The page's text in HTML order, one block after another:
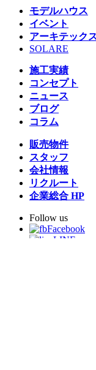
モデルハウス
イベント
アーキテック
SOLARE
施工実績
コンセプト
ニュース
ブログ
コラム
販売物件
スタッフ
会社情報
リクルート
企業総合 HP
Follow us
Facebook
LINE